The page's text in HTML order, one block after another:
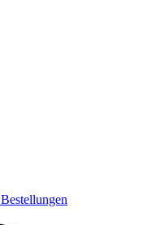
Bestellungen